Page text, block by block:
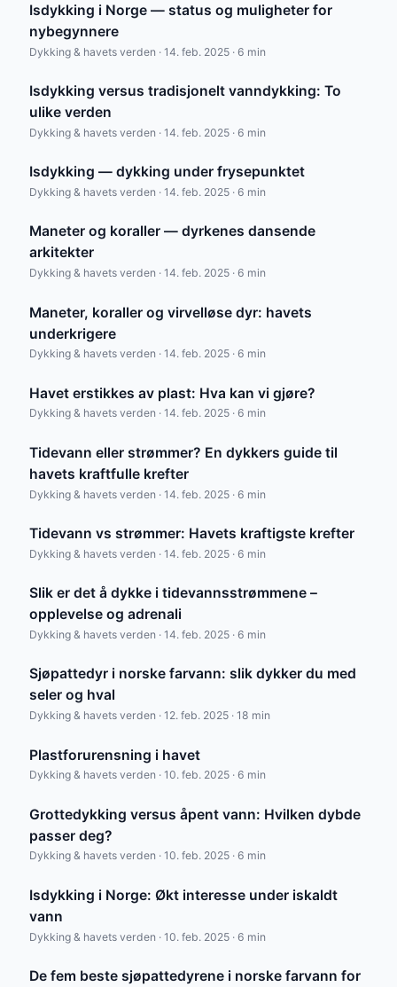
Isdykking i Norge — status og muligheter for
nybegynnere
Dykking & havets verden · 14. feb. 2025 · 6 min
Isdykking versus tradisjonelt vanndykking: To
ulike verden
Dykking & havets verden · 14. feb. 2025 · 6 min
Isdykking — dykking under frysepunktet
Dykking & havets verden · 14. feb. 2025 · 6 min
Maneter og koraller — dyrkenes dansende
arkitekter
Dykking & havets verden · 14. feb. 2025 · 6 min
Maneter, koraller og virvelløse dyr: havets
underkrigere
Dykking & havets verden · 14. feb. 2025 · 6 min
Havet erstikkes av plast: Hva kan vi gjøre?
Dykking & havets verden · 14. feb. 2025 · 6 min
Tidevann eller strømmer? En dykkers guide til
havets kraftfulle krefter
Dykking & havets verden · 14. feb. 2025 · 6 min
Tidevann vs strømmer: Havets kraftigste krefter
Dykking & havets verden · 14. feb. 2025 · 6 min
Slik er det å dykke i tidevannsstrømmene –
opplevelse og adrenali
Dykking & havets verden · 14. feb. 2025 · 6 min
Sjøpattedyr i norske farvann: slik dykker du med
seler og hval
Dykking & havets verden · 12. feb. 2025 · 18 min
Plastforurensning i havet
Dykking & havets verden · 10. feb. 2025 · 6 min
Grottedykking versus åpent vann: Hvilken dybde
passer deg?
Dykking & havets verden · 10. feb. 2025 · 6 min
Isdykking i Norge: Økt interesse under iskaldt
vann
Dykking & havets verden · 10. feb. 2025 · 6 min
De fem beste sjøpattedyrene i norske farvann for